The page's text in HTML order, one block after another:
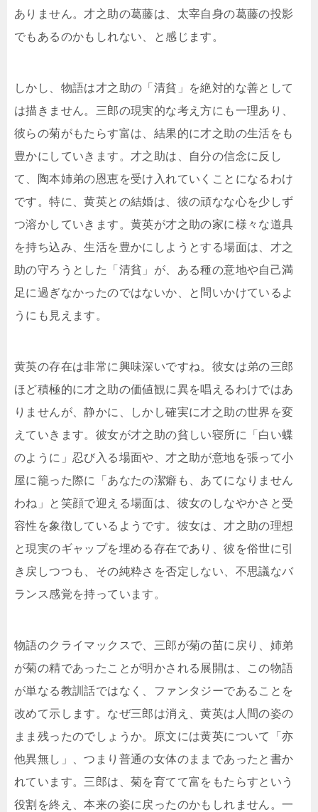
ありません。才之助の葛藤は、太宰自身の葛藤の投影
でもあるのかもしれない、と感じます。
しかし、物語は才之助の「清貧」を絶対的な善として
は描きません。三郎の現実的な考え方にも一理あり、
彼らの菊がもたらす富は、結果的に才之助の生活をも
豊かにしていきます。才之助は、自分の信念に反し
て、陶本姉弟の恩恵を受け入れていくことになるわけ
です。特に、黄英との結婚は、彼の頑なな心を少しず
つ溶かしていきます。黄英が才之助の家に様々な道具
を持ち込み、生活を豊かにしようとする場面は、才之
助の守ろうとした「清貧」が、ある種の意地や自己満
足に過ぎなかったのではないか、と問いかけているよ
うにも見えます。
黄英の存在は非常に興味深いですね。彼女は弟の三郎
ほど積極的に才之助の価値観に異を唱えるわけではあ
りませんが、静かに、しかし確実に才之助の世界を変
えていきます。彼女が才之助の貧しい寝所に「白い蝶
のように」忍び入る場面や、才之助が意地を張って小
屋に籠った際に「あなたの潔癖も、あてになりません
わね」と笑顔で迎える場面は、彼女のしなやかさと受
容性を象徴しているようです。彼女は、才之助の理想
と現実のギャップを埋める存在であり、彼を俗世に引
き戻しつつも、その純粋さを否定しない、不思議なバ
ランス感覚を持っています。
物語のクライマックスで、三郎が菊の苗に戻り、姉弟
が菊の精であったことが明かされる展開は、この物語
が単なる教訓話ではなく、ファンタジーであることを
改めて示します。なぜ三郎は消え、黄英は人間の姿の
まま残ったのでしょうか。原文には黄英について「亦
他異無し」、つまり普通の女体のままであったと書か
れています。三郎は、菊を育てて富をもたらすという
役割を終え、本来の姿に戻ったのかもしれません。一